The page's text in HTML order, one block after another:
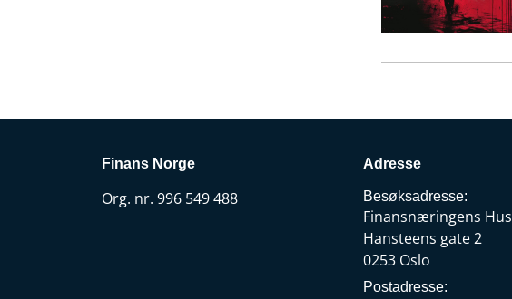
Finans Norge
Org. nr. 996 549 488
Adresse
Besøksadresse:
Finansnæringens Hus
Hansteens gate 2
0253 Oslo
Postadresse: